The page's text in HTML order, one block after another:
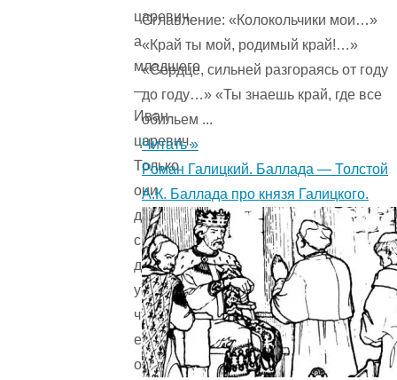
царевич,
а
младшего
—
Иван-
царевич.
Только
они
друг
с
другом
условились,
что,
если
один
Оглавление: «Колокольчики мои…»
«Край ты мой, родимый край!…»
«Сердце, сильней разгораясь от году
до году…» «Ты знаешь край, где все
обильем ...
Читать »
Роман Галицкий. Баллада — Толстой
А.К. Баллада про князя Галицкого.